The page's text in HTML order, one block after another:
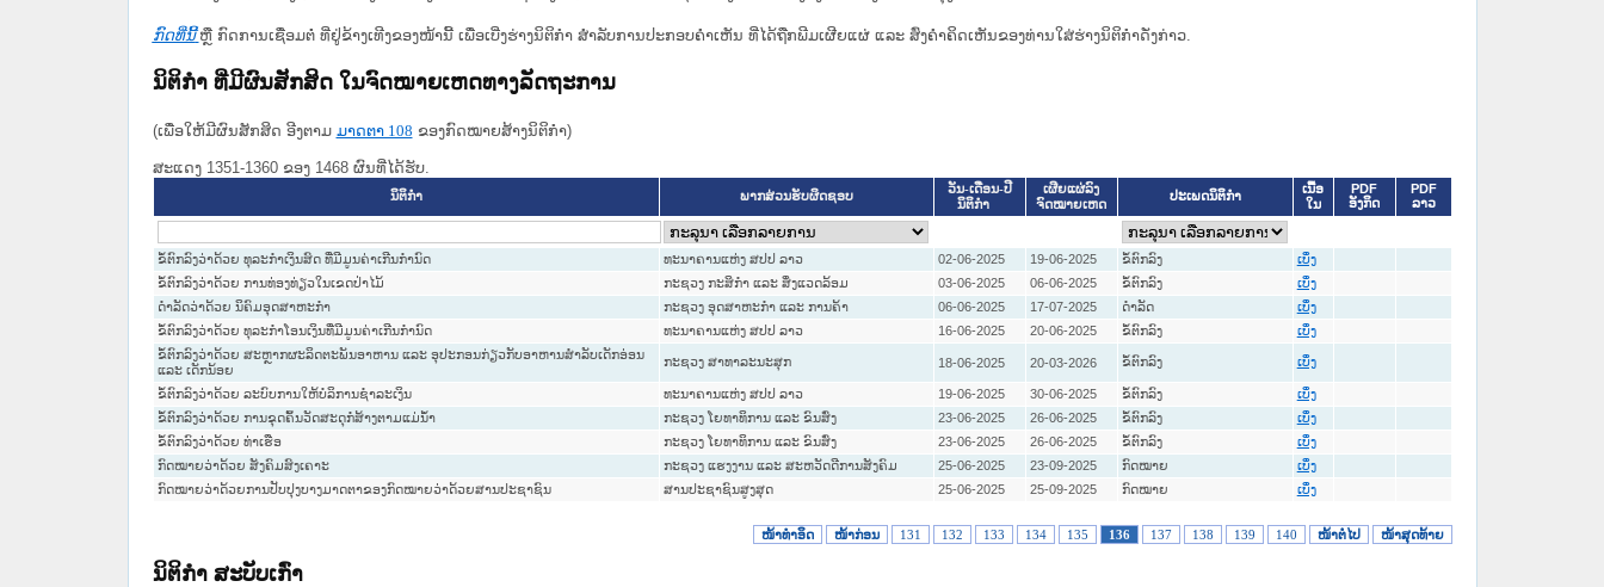
ກົດທີ່ນີ້ ຫຼື ກົດການເຊື່ອມຕໍ່ ທີ່ຢູ່ຂ້າງເທີງຂອງໜ້ານີ້ ເພື່ອເບີ່ງຮ່າງນິຕິກໍາ ສໍາລັບການປະກອບຄຳເຫັນ ທີ່ໄດ້ຖືກພີມເຜີຍແຜ່ ແລະ ສົ່ງຄຳຄິດເຫັນຂອງທ່ານໃສ່ຮ່າງນິຕິກຳດັ່ງກ່າວ.
ນິຕິກໍາ ທີ່ມີຜົນສັກສິດ ໃນຈົດໝາຍເຫດທາງລັດຖະການ
(ເພື່ອໃຫ້ມີຜົນສັກສິດ ອີງຕາມ ມາດ​ຕາ 108 ຂອງກົດໝາຍສ້າງນິຕິກໍາ)
ສະແດງ 1351-1360 ຂອງ 1468 ຜົນທີ່ໄດ້ຮັບ.
ນິຕິກໍາ ພາກສ່ວນຮັບຜິດຊອບ
ວັນ-ເດືອນ-ປີ
ນິຕິກໍາ
ເຜີຍແຜ່ລົງ
ຈົດໝາຍເຫດ
ປະເພດນິຕິກຳ
ເນື້ອ
ໃນ
PDF
ອັງກິດ
PDF
ລາວ
ຂໍ້ຕົກລົງວ່າດ້ວຍ ທຸລະກຳເງິນສົດ ທີ່ມີມູນຄ່າເກີນກຳນົດ ທະນາຄານແຫ່ງ ສປປ ລາວ 02-06-2025 19-06-2025 ຂໍ້ຕົກລົງ ເບິ່ງ
ຂໍ້ຕົກລົງວ່າດ້ວຍ ການທ່ອງທ່ຽວໃນເຂດປ່າໄມ້ ກະຊວງ ກະສິກຳ ແລະ ສິ່ງແວດລ້ອມ 03-06-2025 06-06-2025 ຂໍ້ຕົກລົງ ເບິ່ງ
ດຳລັດວ່າດ້ວຍ ນິຄົມອຸດສາຫະກຳ ກະຊວງ ອຸດສາຫະກຳ ແລະ ການຄ້າ 06-06-2025 17-07-2025 ດໍາລັດ ເບິ່ງ
ຂໍ້ຕົກລົງວ່າດ້ວຍ ທຸລະກຳໂອນເງິນທີ່ມີມູນຄ່າເກີນກຳນົດ ທະນາຄານແຫ່ງ ສປປ ລາວ 16-06-2025 20-06-2025 ຂໍ້ຕົກລົງ ເບິ່ງ
ຂໍ້ຕົກລົງວ່າດ້ວຍ ສະຫຼາກຜະລິດຕະພັນອາຫານ ແລະ ອຸປະກອນກ່ຽວກັບອາຫານສຳລັບເດັກອ່ອນ
ແລະ ເດັກນ້ອຍ
ກະຊວງ ສາທາລະນະສຸກ 18-06-2025 20-03-2026 ຂໍ້ຕົກລົງ ເບິ່ງ
ຂໍ້ຕົກລົງວ່າດ້ວຍ ລະບົບການໃຫ້ບໍລິການຊຳລະເງິນ ທະນາຄານແຫ່ງ ສປປ ລາວ 19-06-2025 30-06-2025 ຂໍ້ຕົກລົງ ເບິ່ງ
ຂໍ້ຕົກລົງວ່າດ້ວຍ ການຂຸດຄົ້ນວັດສະດຸກໍ່ສ້າງຕາມແມ່ນ້ຳ ກະຊວງ ໂຍທາທິການ ແລະ ຂົນສົ່ງ 23-06-2025 26-06-2025 ຂໍ້ຕົກລົງ ເບິ່ງ
ຂໍ້ຕົກລົງວ່າດ້ວຍ ທ່າເຮືອ ກະຊວງ ໂຍທາທິການ ແລະ ຂົນສົ່ງ 23-06-2025 26-06-2025 ຂໍ້ຕົກລົງ ເບິ່ງ
ກົດໝາຍວ່າດ້ວຍ ສັງຄົມສົງເຄາະ ກະຊວງ ແຮງງານ ແລະ ສະຫວັດດີການສັງຄົມ 25-06-2025 23-09-2025 ກົດໝາຍ ເບິ່ງ
ກົດໝາຍວ່າດ້ວຍການປັບປຸງບາງມາດຕາຂອງກົດໝາຍວ່າດ້ວຍສານປະຊາຊົນ ສານປະຊາຊົນສູງສຸດ 25-06-2025 25-09-2025 ກົດໝາຍ ເບິ່ງ
ໜ້າທໍາອິດ ໜ້າກ່ອນ 131 132 133 134 135 136 137 138 139 140 ໜ້າຕໍ່ໄປ ໜ້າສຸດທ້າຍ
ນິຕິກໍາ ສະບັບເກົ່າ